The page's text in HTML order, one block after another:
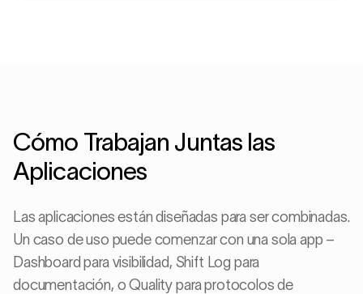
Cómo Trabajan Juntas las
Aplicaciones
Las aplicaciones están diseñadas para ser combinadas.
Un caso de uso puede comenzar con una sola app –
Dashboard para visibilidad, Shift Log para
documentación, o Quality para protocolos de